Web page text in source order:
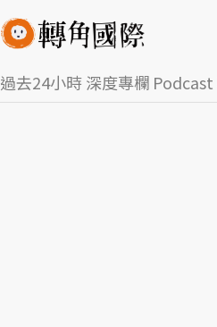
過去24小時深度專欄 Podcast